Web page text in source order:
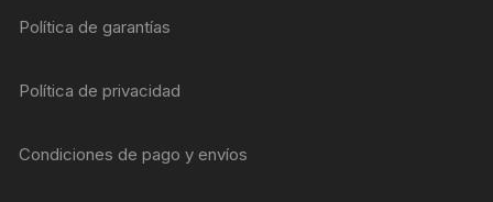
Política de garantías
Política de privacidad
Condiciones de pago y envíos